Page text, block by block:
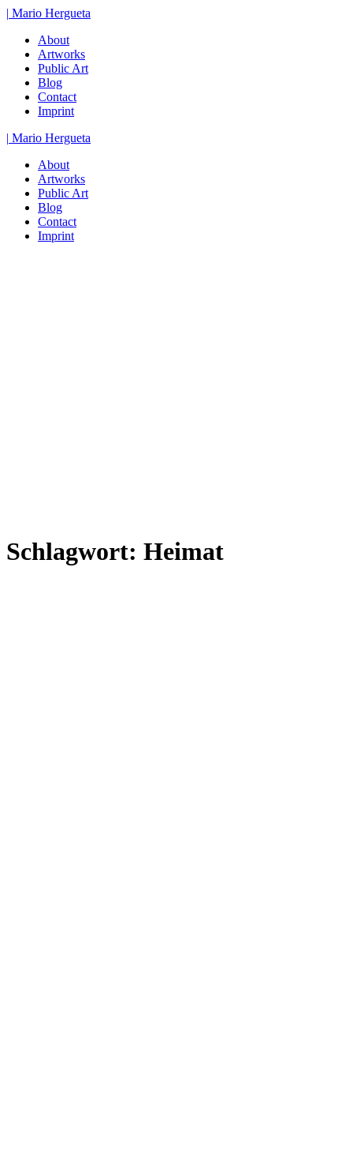
Zum
springen
| Mario Hergueta
About
Artworks
Public Art
Blog
Contact
Imprint
| Mario Hergueta
About
Artworks
Public Art
Blog
Contact
Imprint
Schlagwort: Heimat